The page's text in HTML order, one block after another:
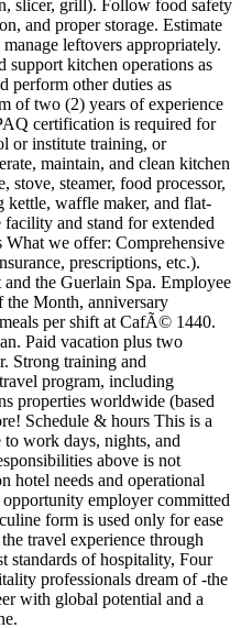
slicer, grill). Follow food safety
and proper storage. Estimate
leftovers appropriately.
support kitchen operations as
perform other duties as
of two (2) years of experience
certification is required for
or institute training, or
maintain, and clean kitchen
stove, steamer, food processor,
kettle, waffle maker, and flat-
and stand for extended
we offer: Comprehensive
prescriptions, etc.).
the Guerlain Spa. Employee
the Month, anniversary
per shift at CafÃ© 1440.
Paid vacation plus two
Strong training and
program, including
properties worldwide (based
Schedule & hours This is a
work days, nights, and
above is not
hotel needs and operational
opportunity employer committed
form is used only for ease
travel experience through
standards of hospitality, Four
professionals dream of -the
with global potential and a